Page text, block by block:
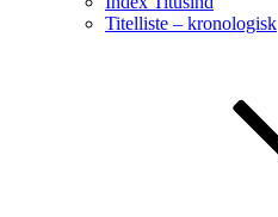
Titelliste – kronologisk